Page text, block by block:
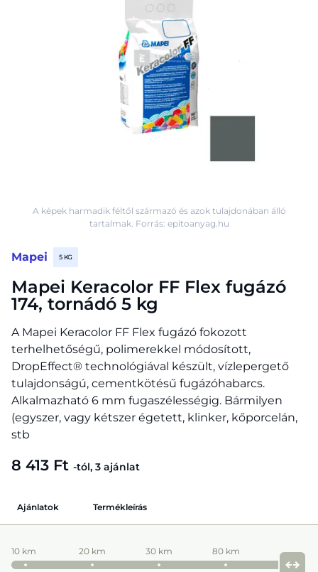
Mapei 5 KG
Mapei Keracolor FF Flex fugázó
174, tornádó 5 kg
A Mapei Keracolor FF Flex fugázó fokozott
terhelhetőségű, polimerekkel módosított,
DropEffect® technológiával készült, vízlepergető
tulajdonságú, cementkötésű fugázóhabarcs.
Alkalmazható 6 mm fugaszélességig. Bármilyen
(egyszer, vagy kétszer égetett, klinker, kőporcelán,
stb
8 413 Ft -tól, 3 ajánlat
A képek harmadik féltől származó és azok tulajdonában álló
tartalmak. Forrás: epitoanyag.hu
Ajánlatok Termékleírás
10 km 20 km 30 km 80 km